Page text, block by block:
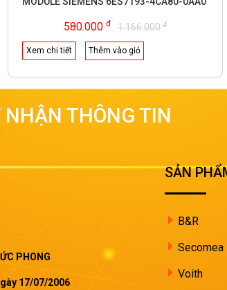
580.000 đ 1.166.000đ
Xem chi tiết Thêm vào giỏ
THÔNG TIN
PHONG
17/07/2006
SẢN
B&R
Secomea
Voith